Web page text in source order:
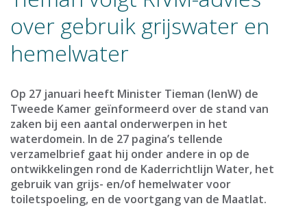
over gebruik grijswater en
hemelwater
Op 27 januari heeft Minister Tieman (IenW) de
Tweede Kamer geïnformeerd over de stand van
zaken bij een aantal onderwerpen in het
waterdomein. In de 27 pagina’s tellende
verzamelbrief gaat hij onder andere in op de
ontwikkelingen rond de Kaderrichtlijn Water, het
gebruik van grijs- en/of hemelwater voor
toiletspoeling, en de voortgang van de Maatlat.